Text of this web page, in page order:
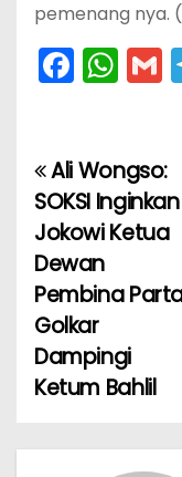
pemenang nya.
F
a
e
b
o
o
k
W
h
ts
A
p
p
l
N
a
v
i
g
s
Ali Wongso:
SOKSI Inginkan
Jokowi Ketua
Dewan
Pembina
Golkar
Dampingi
Ketum Bahlil